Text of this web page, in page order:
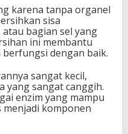
karena tanpa organel
sisa
bagian sel yang
ini membantu
dengan baik.
sangat kecil,
yang sangat canggih.
enzim yang mampu
menjadi komponen